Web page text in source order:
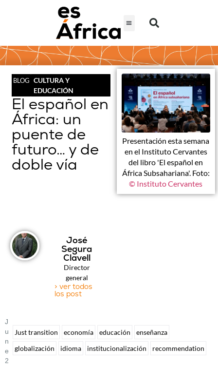
BLOG CULTURA Y
EDUCACIÓN
El español en
África: un
puente de
futuro… y de
doble vía
Presentación esta semana
en el Instituto Cervantes
del libro 'El español en
África Subsahariana'. Foto:
© Instituto Cervantes
José
Segura
Clavell
Director
general
> ver todos
los post
J
U
N
E
2
Just transition economía educación
enseñanza
globalización
idioma institucionalización recommendation